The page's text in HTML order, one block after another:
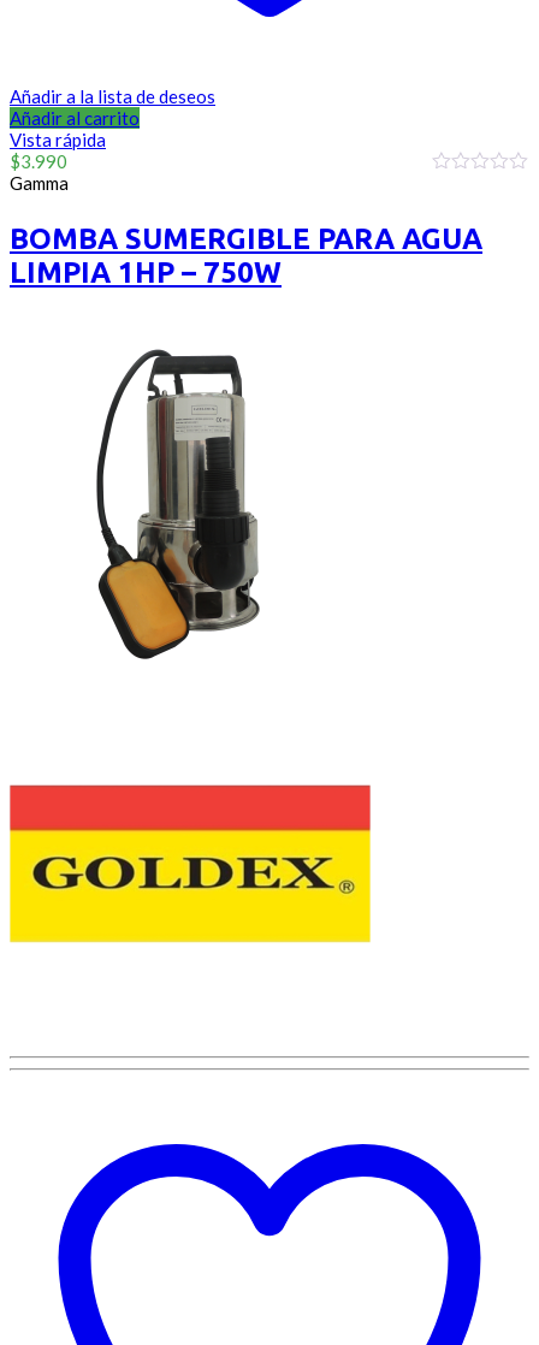
Añadir a la lista de deseos
Añadir al carrito
Vista rápida
5
$3.990
Gamma
BOMBA SUMERGIBLE PARA AGUA
LIMPIA 1HP – 750W